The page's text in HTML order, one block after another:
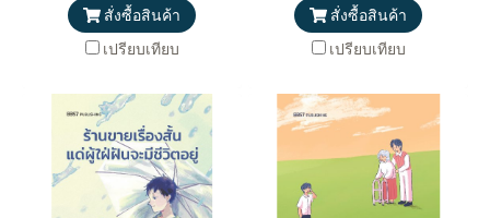
สั่งซื้อสินค้า
เปรียบเทียบ
สั่งซื้อสินค้า
เปรียบเทียบ